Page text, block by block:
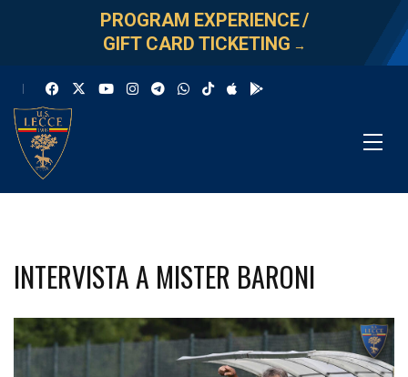
PROGRAM EXPERIENCE/
GIFT CARD TICKETING →
INTERVISTA A MISTER BARONI